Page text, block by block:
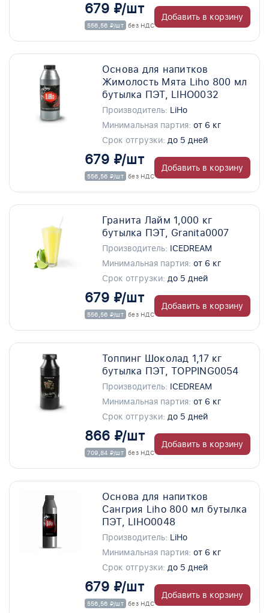
679 ₽/шт
556,56 ₽/шт без НДС
Добавить в корзину
Основа для напитков
Жимолость Мята Liho 800 мл
бутылка ПЭТ, LIHO0032
Производитель: LiHo
Минимальная партия: от 6 кг
Срок отгрузки: до 5 дней
679 ₽/шт
556,56 ₽/шт без НДС
Добавить в корзину
Гранита Лайм 1,000 кг
бутылка ПЭТ, Granita0007
Производитель: ICEDREAM
Минимальная партия: от 6 кг
Срок отгрузки: до 5 дней
679 ₽/шт
556,56 ₽/шт без НДС
Добавить в корзину
Топпинг Шоколад 1,17 кг
бутылка ПЭТ, TOPPING0054
Производитель: ICEDREAM
Минимальная партия: от 6 кг
Срок отгрузки: до 5 дней
866 ₽/шт
709,84 ₽/шт без НДС
Добавить в корзину
Основа для напитков
Сангрия Liho 800 мл бутылка
ПЭТ, LIHO0048
Производитель: LiHo
Минимальная партия: от 6 кг
Срок отгрузки: до 5 дней
679 ₽/шт
556,56 ₽/шт без НДС
Добавить в корзину